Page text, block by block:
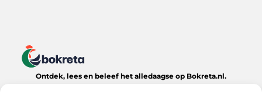
Ontdek, lees en beleef het alledaagse op Bokreta.nl.